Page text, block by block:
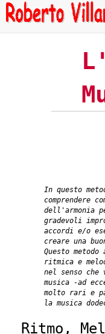
In questo
comprendere
dell'armonia
gradevoli
accordi e/o
creare una
Questo
ritmica e
nel senso
musica -ad
molto rari e
la musica
Ritmo,